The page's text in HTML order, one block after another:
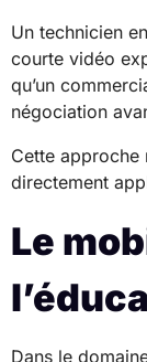
Un technicien
courte vidéo
qu’un
négociation
Cette approche
directement
Le
Dans le